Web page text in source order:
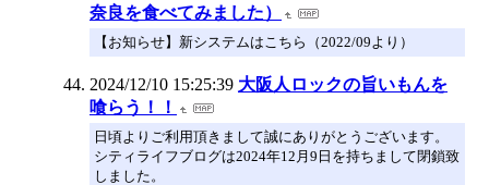
奈良を食べてみました）
【お知らせ】新システムはこちら（2022/09より）
2024/12/10 15:25:39 大阪人ロックの旨いもんを
喰らう！！
日頃よりご利用頂きまして誠にありがとうございます。
シティライフブログは2024年12月9日を持ちまして閉鎖致
しました。